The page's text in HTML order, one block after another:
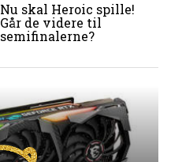
Nu skal Heroic spille!
Går de videre til
semifinalerne?